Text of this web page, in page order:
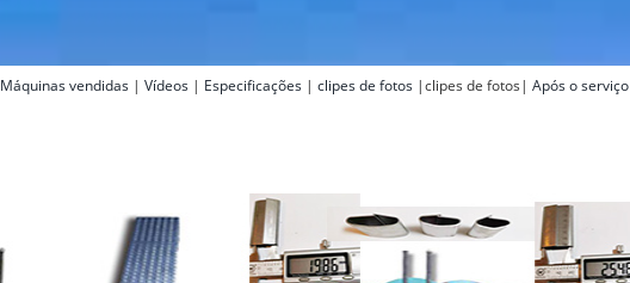
Máquinas vendidas | Vídeos | Especificações | clipes de fotos |clipes de fotos| Após o serviço